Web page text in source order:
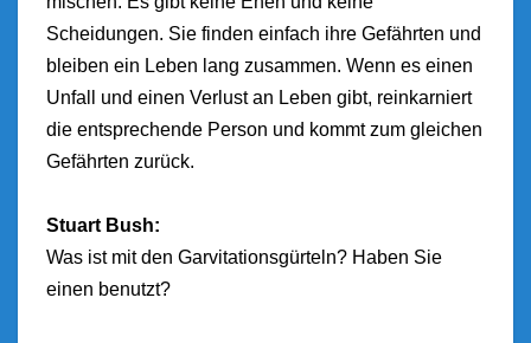
Scheidungen. Sie finden einfach ihre Gefährten und
bleiben ein Leben lang zusammen. Wenn es einen
Unfall und einen Verlust an Leben gibt, reinkarniert
die entsprechende Person und kommt zum gleichen
Gefährten zurück.
Stuart Bush:
Was ist mit den Garvitationsgürteln? Haben Sie
einen benutzt?